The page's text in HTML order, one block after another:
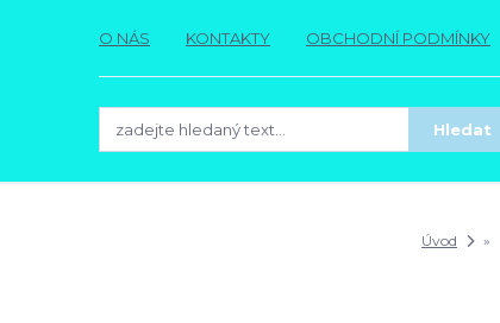
O NÁS KONTAKTY OBCHODNÍ PODMÍNKY
Hledat
Úvod »